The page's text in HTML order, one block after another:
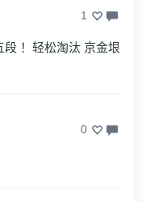
1
！轻松淘汰 京金垠
0